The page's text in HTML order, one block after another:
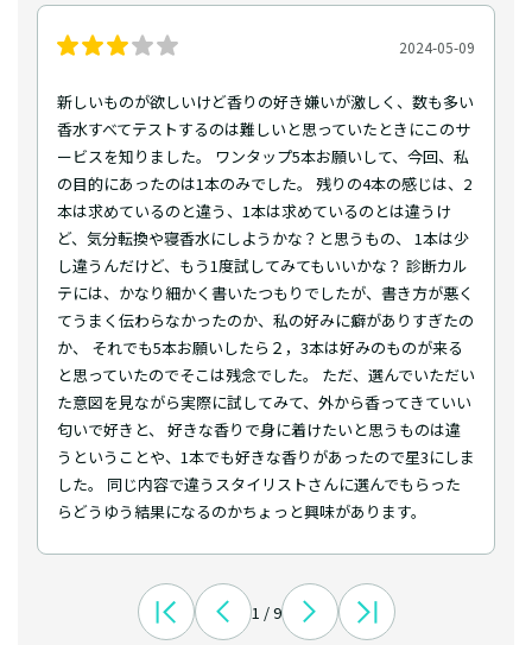
2024-05-09
新しいものが欲しいけど香りの好き嫌いが激しく、数も多い
香水すべてテストするのは難しいと思っていたときにこのサ
ービスを知りました。 ワンタップ5本お願いして、今回、私
の目的にあったのは1本のみでした。 残りの4本の感じは、2
本は求めているのと違う、1本は求めているのとは違うけ
ど、気分転換や寝香水にしようかな？と思うもの、 1本は少
し違うんだけど、もう1度試してみてもいいかな？ 診断カル
テには、かなり細かく書いたつもりでしたが、書き方が悪く
てうまく伝わらなかったのか、私の好みに癖がありすぎたの
か、 それでも5本お願いしたら２，3本は好みのものが来る
と思っていたのでそこは残念でした。 ただ、選んでいただい
た意図を見ながら実際に試してみて、外から香ってきていい
匂いで好きと、 好きな香りで身に着けたいと思うものは違
うということや、1本でも好きな香りがあったので星3にしま
した。 同じ内容で違うスタイリストさんに選んでもらった
らどうゆう結果になるのかちょっと興味があります。
1 / 9